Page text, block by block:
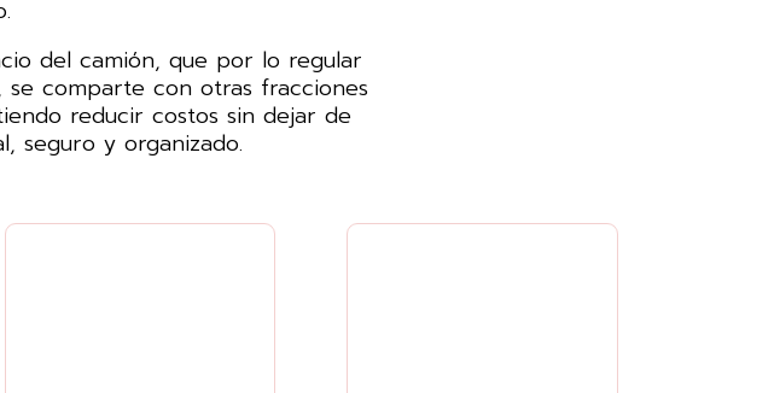
del camión, que por lo regular
comparte con otras fracciones
reducir costos sin dejar de
seguro y organizado.